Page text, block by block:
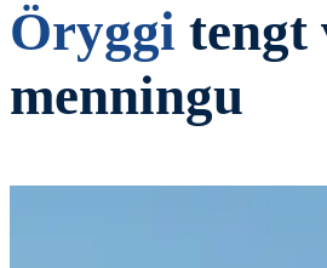
Öryggi tengt
menningu